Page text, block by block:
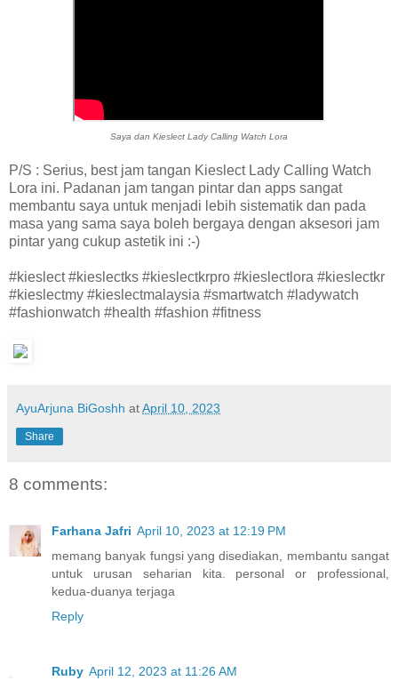
Saya dan Kieslect Lady Calling Watch Lora
P/S : Serius, best jam tangan Kieslect Lady Calling Watch
Lora ini. Padanan jam tangan pintar dan apps sangat
membantu saya untuk menjadi lebih sistematik dan pada
masa yang sama saya boleh bergaya dengan aksesori jam
pintar yang cukup astetik ini :-)
#kieslect #kieslectks #kieslectkrpro #kieslectlora #kieslectkr
#kieslectmy #kieslectmalaysia #smartwatch #ladywatch
#fashionwatch #health #fashion #fitness
AyuArjuna BiGoshh atApril 10, 2023
Share
8 comments:
Farhana Jafri April 10, 2023 at 12:19 PM
memang banyak fungsi yang disediakan, membantu sangat
untuk urusan seharian kita. personal or professional,
kedua-duanya terjaga
Reply
Ruby April 12, 2023 at 11:26 AM